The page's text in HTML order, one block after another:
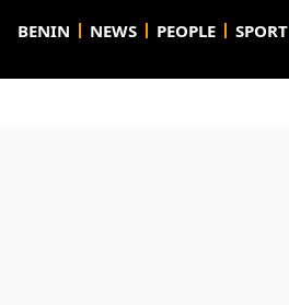
BENIN NEWS PEOPLE SPORT